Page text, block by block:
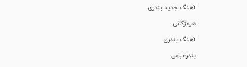
آهنگ جدید بندری
هرمزگانی
آهنگ بندری
بندرعباس